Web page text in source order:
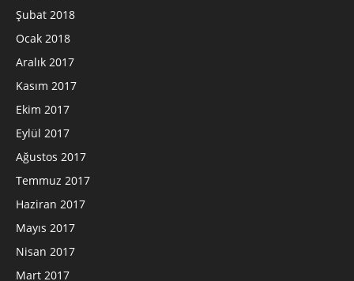
Şubat 2018
Ocak 2018
Aralık 2017
Kasım 2017
Ekim 2017
Eylül 2017
Ağustos 2017
Temmuz 2017
Haziran 2017
Mayıs 2017
Nisan 2017
Mart 2017